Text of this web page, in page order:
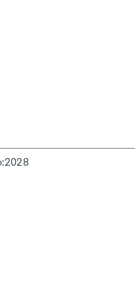
2028